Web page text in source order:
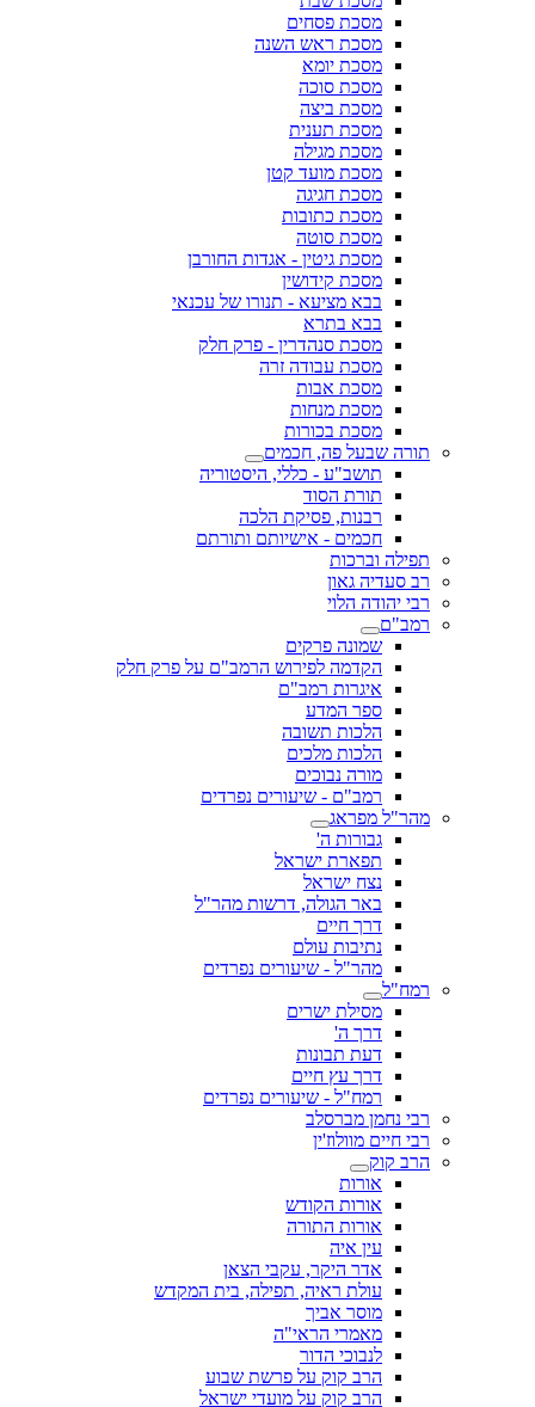
מסכת פסחים
מסכת ראש השנה
מסכת יומא
מסכת סוכה
מסכת ביצה
מסכת תענית
מסכת מגילה
מסכת מועד קטן
מסכת חגיגה
מסכת כתובות
מסכת סוטה
מסכת גיטין - אגדות החורבן
מסכת קידושין
בבא מציעא - תנורו של עכנאי
בבא בתרא
מסכת סנהדרין - פרק חלק
מסכת עבודה זרה
מסכת אבות
מסכת מנחות
מסכת בכורות
תורה שבעל פה, חכמים
תושב"ע - כללי, היסטוריה
תורת הסוד
רבנות, פסיקת הלכה
חכמים - אישיותם ותורתם
תפילה וברכות
רב סעדיה גאון
רבי יהודה הלוי
רמב"ם
שמונה פרקים
הקדמה לפירוש הרמב"ם על פרק חלק
איגרות רמב"ם
ספר המדע
הלכות תשובה
הלכות מלכים
מורה נבוכים
רמב"ם - שיעורים נפרדים
מהר"ל מפראג
גבורות ה'
תפארת ישראל
נצח ישראל
באר הגולה, דרשות מהר"ל
דרך חיים
נתיבות עולם
מהר"ל - שיעורים נפרדים
רמח"ל
מסילת ישרים
דרך ה'
דעת תבונות
דרך עץ חיים
רמח"ל - שיעורים נפרדים
רבי נחמן מברסלב
רבי חיים מוולוז'ין
הרב קוק
אורות
אורות הקודש
אורות התורה
עין איה
אדר היקר, עקבי הצאן
עולת ראיה, תפילה, בית המקדש
מוסר אביך
מאמרי הראי"ה
לנבוכי הדור
הרב קוק על פרשת שבוע
הרב קוק על מועדי ישראל